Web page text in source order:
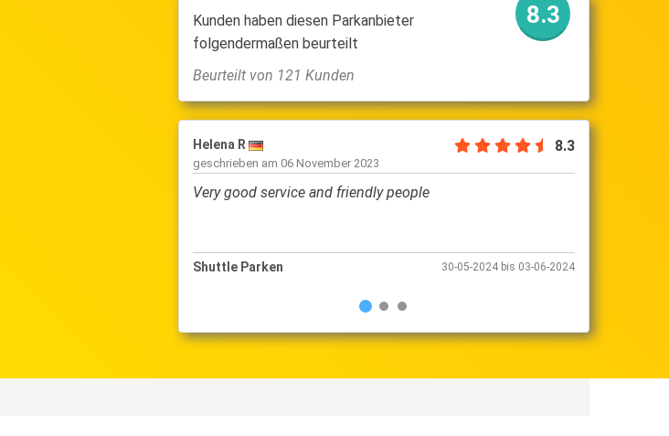
Kunden haben diesen Parkanbieter
folgendermaßen beurteilt
8.3
Beurteilt von 121 Kunden
Helena R
geschrieben am 06 November 2023
8.3
Very good service and friendly people
Shuttle Parken 30-05-2024 bis 03-06-2024